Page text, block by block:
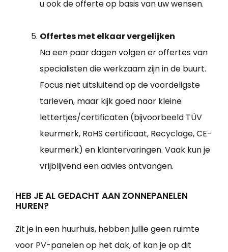
u ook de offerte op basis van uw wensen.
Offertes met elkaar vergelijken
Na een paar dagen volgen er offertes van
specialisten die werkzaam zijn in de buurt.
Focus niet uitsluitend op de voordeligste
tarieven, maar kijk goed naar kleine
lettertjes/certificaten (bijvoorbeeld TÜV
keurmerk, RoHS certificaat, Recyclage, CE-
keurmerk) en klantervaringen. Vaak kun je
vrijblijvend een advies ontvangen.
HEB JE AL GEDACHT AAN ZONNEPANELEN
HUREN?
Zit je in een huurhuis, hebben jullie geen ruimte
voor PV-panelen op het dak, of kan je op dit